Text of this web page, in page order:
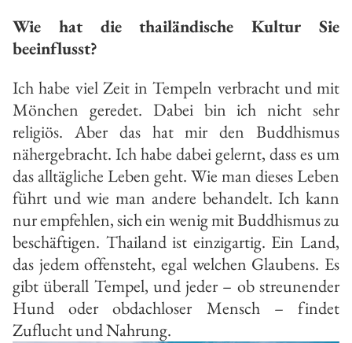
Wie hat die thailändische Kultur Sie
beeinflusst?
Ich habe viel Zeit in Tempeln verbracht und mit
Mönchen geredet. Dabei bin ich nicht sehr
religiös. Aber das hat mir den Buddhismus
nähergebracht. Ich habe dabei gelernt, dass es um
das alltägliche Leben geht. Wie man dieses Leben
führt und wie man andere behandelt. Ich kann
nur empfehlen, sich ein wenig mit Buddhismus zu
beschäftigen. Thailand ist einzigartig. Ein Land,
das jedem offensteht, egal welchen Glaubens. Es
gibt überall Tempel, und jeder – ob streunender
Hund oder obdachloser Mensch – findet
Zuflucht und Nahrung.